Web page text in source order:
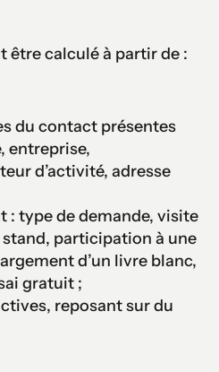
être calculé à partir de :
du contact présentes
entreprise,
d’activité, adresse
: type de demande, visite
participation à une
d’un livre blanc,
gratuit ;
reposant sur du